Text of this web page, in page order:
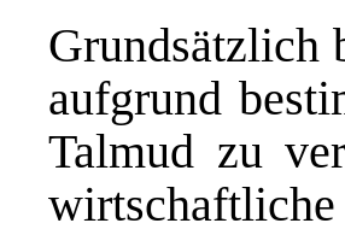
Grundsätzlich
aufgrund
Talmud zu